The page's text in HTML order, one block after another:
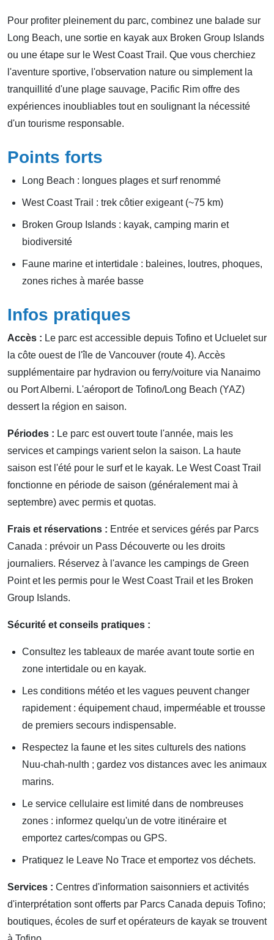
Pour profiter pleinement du parc, combinez une balade sur
Long Beach, une sortie en kayak aux Broken Group Islands
ou une étape sur le West Coast Trail. Que vous cherchiez
l'aventure sportive, l'observation nature ou simplement la
tranquillité d'une plage sauvage, Pacific Rim offre des
expériences inoubliables tout en soulignant la nécessité
d'un tourisme responsable.
Points forts
Long Beach : longues plages et surf renommé
West Coast Trail : trek côtier exigeant (~75 km)
Broken Group Islands : kayak, camping marin et
biodiversité
Faune marine et intertidale : baleines, loutres, phoques,
zones riches à marée basse
Infos pratiques
Accès : Le parc est accessible depuis Tofino et Ucluelet sur
la côte ouest de l'île de Vancouver (route 4). Accès
supplémentaire par hydravion ou ferry/voiture via Nanaimo
ou Port Alberni. L'aéroport de Tofino/Long Beach (YAZ)
dessert la région en saison.
Périodes : Le parc est ouvert toute l'année, mais les
services et campings varient selon la saison. La haute
saison est l'été pour le surf et le kayak. Le West Coast Trail
fonctionne en période de saison (généralement mai à
septembre) avec permis et quotas.
Frais et réservations : Entrée et services gérés par Parcs
Canada : prévoir un Pass Découverte ou les droits
journaliers. Réservez à l'avance les campings de Green
Point et les permis pour le West Coast Trail et les Broken
Group Islands.
Sécurité et conseils pratiques :
Consultez les tableaux de marée avant toute sortie en
zone intertidale ou en kayak.
Les conditions météo et les vagues peuvent changer
rapidement : équipement chaud, imperméable et trousse
de premiers secours indispensable.
Respectez la faune et les sites culturels des nations
Nuu-chah-nulth ; gardez vos distances avec les animaux
marins.
Le service cellulaire est limité dans de nombreuses
zones : informez quelqu'un de votre itinéraire et
emportez cartes/compas ou GPS.
Pratiquez le Leave No Trace et emportez vos déchets.
Services : Centres d'information saisonniers et activités
d'interprétation sont offerts par Parcs Canada depuis Tofino;
boutiques, écoles de surf et opérateurs de kayak se trouvent